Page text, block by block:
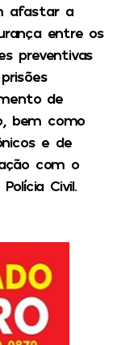
afastar a
entre os
preventivas
de
bem como
e de
com o
Civil.